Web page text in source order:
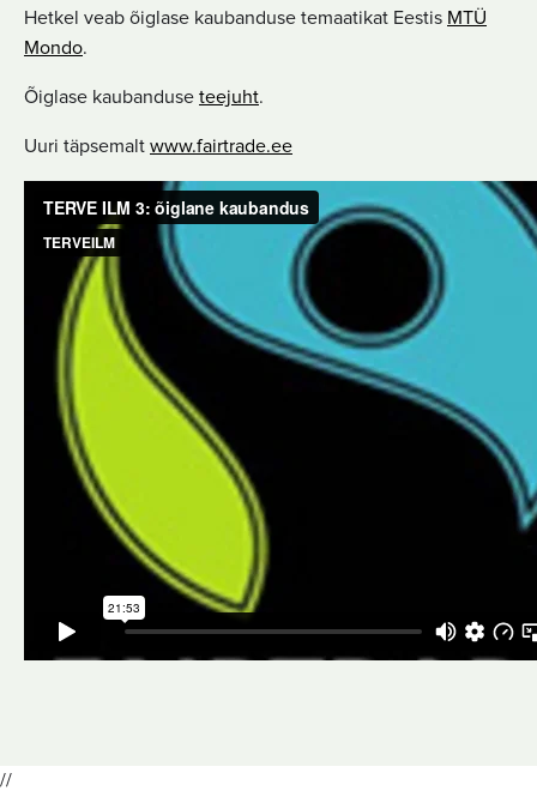
Hetkel veab õiglase kaubanduse temaatikat Eestis MTÜ
Mondo.
Õiglase kaubanduse teejuht.
Uuri täpsemalt www.fairtrade.ee
//